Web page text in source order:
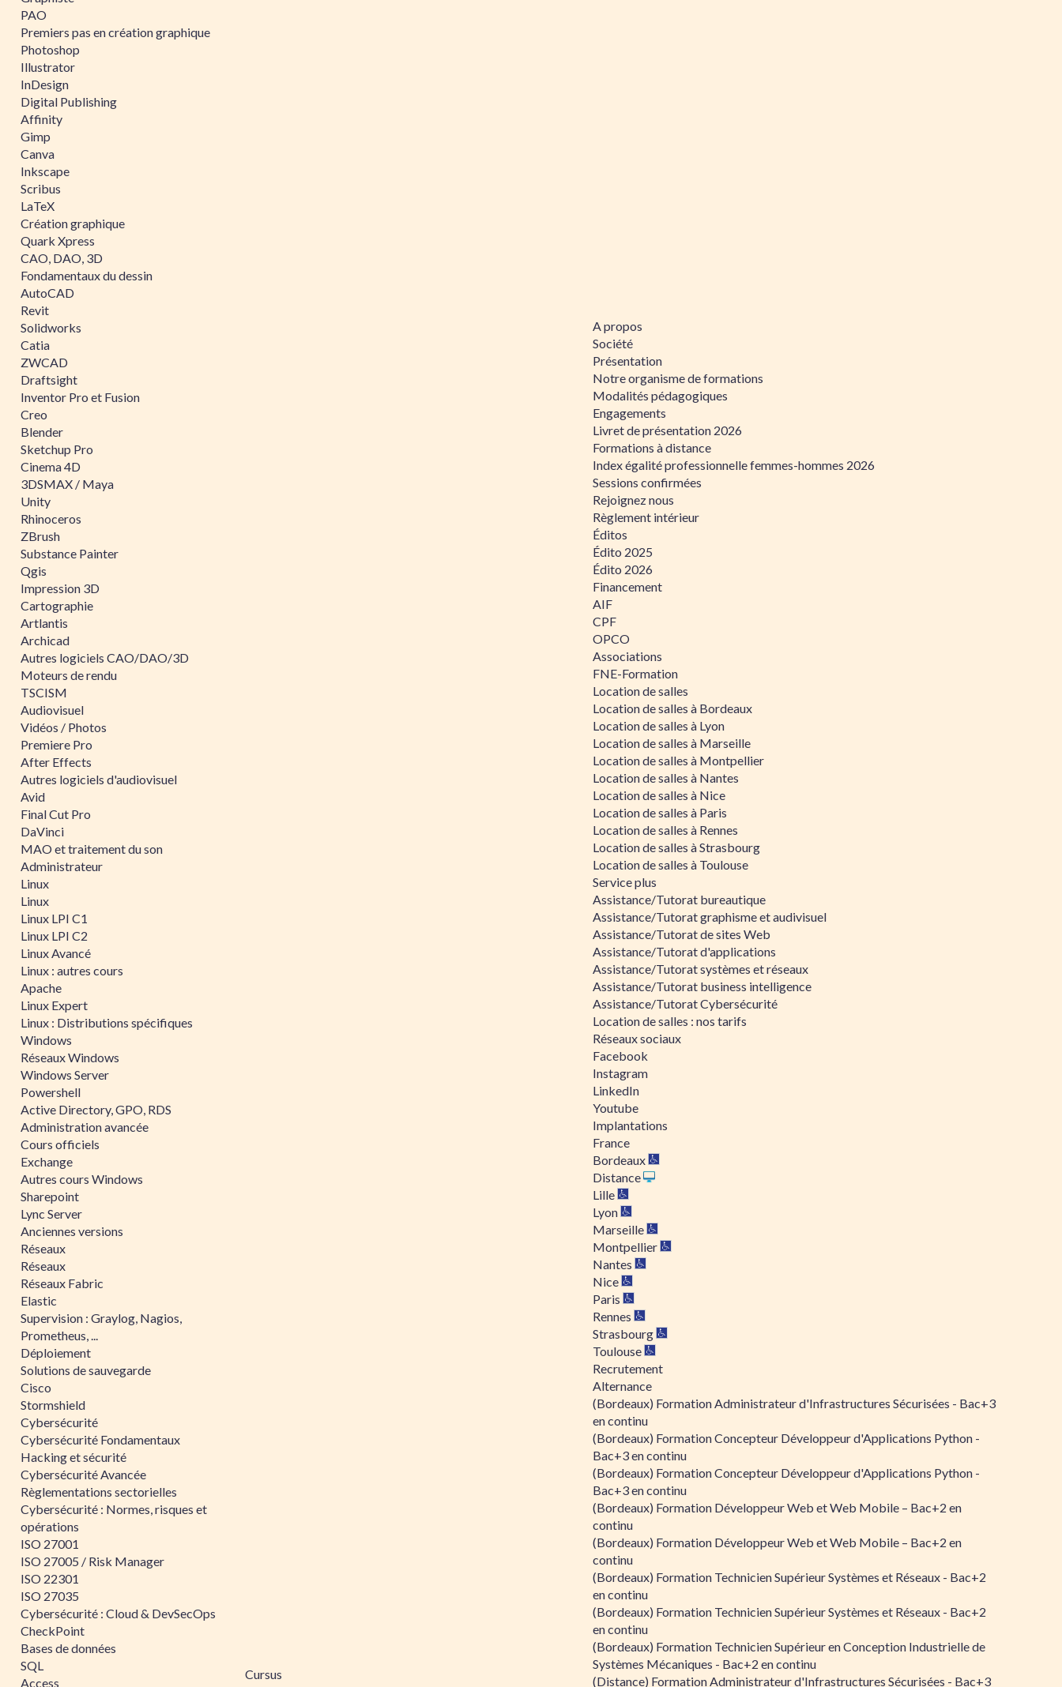
PAO
Premiers pas en création graphique
Photoshop
Illustrator
InDesign
Digital Publishing
Affinity
Gimp
Canva
Inkscape
Scribus
LaTeX
Création graphique
Quark Xpress
CAO, DAO, 3D
Fondamentaux du dessin
AutoCAD
Revit
Solidworks
Catia
ZWCAD
Draftsight
Inventor Pro et Fusion
Creo
Blender
Sketchup Pro
Cinema 4D
3DSMAX / Maya
Unity
Rhinoceros
ZBrush
Substance Painter
Qgis
Impression 3D
Cartographie
Artlantis
Archicad
Autres logiciels CAO/DAO/3D
Moteurs de rendu
TSCISM
Audiovisuel
Vidéos / Photos
Premiere Pro
After Effects
Autres logiciels d'audiovisuel
Avid
Final Cut Pro
DaVinci
MAO et traitement du son
Administrateur
Linux
Linux
Linux LPI C1
Linux LPI C2
Linux Avancé
Linux : autres cours
Apache
Linux Expert
Linux : Distributions spécifiques
Windows
Réseaux Windows
Windows Server
Powershell
Active Directory, GPO, RDS
Administration avancée
Cours officiels
Exchange
Autres cours Windows
Sharepoint
Lync Server
Anciennes versions
Réseaux
Réseaux
Réseaux Fabric
Elastic
Supervision : Graylog, Nagios,
Prometheus, ...
Déploiement
Solutions de sauvegarde
Cisco
Stormshield
Cybersécurité
Cybersécurité Fondamentaux
Hacking et sécurité
Cybersécurité Avancée
Règlementations sectorielles
Cybersécurité : Normes, risques et
opérations
ISO 27001
ISO 27005 / Risk Manager
ISO 22301
ISO 27035
Cybersécurité : Cloud & DevSecOps
CheckPoint
Bases de données
SQL
Access
Cursus
A propos
Société
Présentation
Notre organisme de formations
Modalités pédagogiques
Engagements
Livret de présentation 2026
Formations à distance
Index égalité professionnelle femmes-hommes 2026
Sessions confirmées
Rejoignez nous
Règlement intérieur
Éditos
Édito 2025
Édito 2026
Financement
AIF
CPF
OPCO
Associations
FNE-Formation
Location de salles
Location de salles à Bordeaux
Location de salles à Lyon
Location de salles à Marseille
Location de salles à Montpellier
Location de salles à Nantes
Location de salles à Nice
Location de salles à Paris
Location de salles à Rennes
Location de salles à Strasbourg
Location de salles à Toulouse
Service plus
Assistance/Tutorat bureautique
Assistance/Tutorat graphisme et audivisuel
Assistance/Tutorat de sites Web
Assistance/Tutorat d'applications
Assistance/Tutorat systèmes et réseaux
Assistance/Tutorat business intelligence
Assistance/Tutorat Cybersécurité
Location de salles : nos tarifs
Réseaux sociaux
Facebook
Instagram
LinkedIn
Youtube
Implantations
France
Bordeaux
Distance
Lille
Lyon
Marseille
Montpellier
Nantes
Nice
Paris
Rennes
Strasbourg
Toulouse
Recrutement
Alternance
(Bordeaux) Formation Administrateur d'Infrastructures Sécurisées - Bac+3
en continu
(Bordeaux) Formation Concepteur Développeur d'Applications Python -
Bac+3 en continu
(Bordeaux) Formation Concepteur Développeur d'Applications Python -
Bac+3 en continu
(Bordeaux) Formation Développeur Web et Web Mobile – Bac+2 en
continu
(Bordeaux) Formation Développeur Web et Web Mobile – Bac+2 en
continu
(Bordeaux) Formation Technicien Supérieur Systèmes et Réseaux - Bac+2
en continu
(Bordeaux) Formation Technicien Supérieur Systèmes et Réseaux - Bac+2
en continu
(Bordeaux) Formation Technicien Supérieur en Conception Industrielle de
Systèmes Mécaniques - Bac+2 en continu
(Distance) Formation Administrateur d'Infrastructures Sécurisées - Bac+3